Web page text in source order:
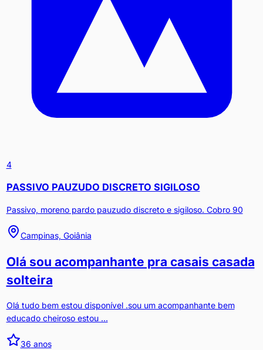
4
PASSIVO PAUZUDO DISCRETO SIGILOSO
Passivo, moreno pardo pauzudo discreto e sigiloso. Cobro 90
Campinas, Goiânia
Olá sou acompanhante pra casais casada
solteira
Olá tudo bem estou disponível .sou um acompanhante bem
educado cheiroso estou ...
36 anos